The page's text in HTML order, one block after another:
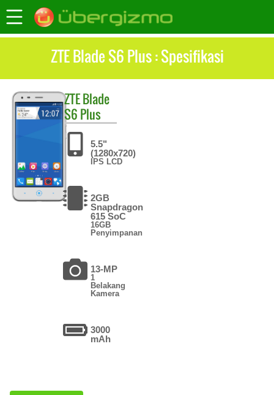
ZTE Blade S6 Plus : Spesifikasi
ZTEBlade
S6 Plus
5.5"
(1280x720)
IPS LCD
2GB
Snapdragon
615 SoC
16GB
Penyimpanan
13-MP
1
Belakang
Kamera
3000
mAh